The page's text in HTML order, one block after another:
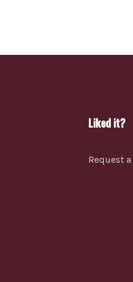
Liked it?
Request